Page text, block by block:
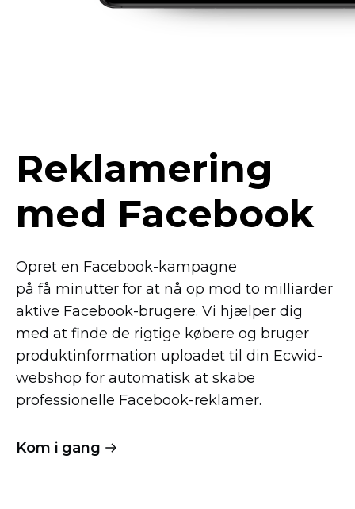
Reklamering
med Facebook
Opret en Facebook-kampagne
på få minutter for at nå op mod to milliarder
aktive Facebook-brugere. Vi hjælper dig
med at finde de rigtige købere og bruger
produktinformation uploadet til din Ecwid-
webshop for automatisk at skabe
professionelle Facebook-reklamer.
Kom i gang